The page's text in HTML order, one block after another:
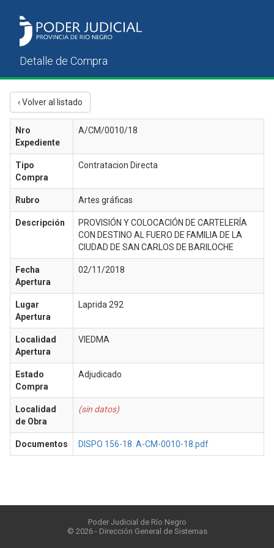
‹ Volver al listado
Nro
Expediente
A/CM/0010/18
Tipo
Compra
Contratacion Directa
Rubro Artes gráficas
Descripción
PROVISIÓN Y COLOCACIÓN DE CARTELERÍA
CON DESTINO AL FUERO DE FAMILIA DE LA
CIUDAD DE SAN CARLOS DE BARILOCHE
Fecha
Apertura
02/11/2018
Lugar
Apertura
Laprida 292
Localidad
Apertura
VIEDMA
Estado
Compra
Adjudicado
Localidad
de Obra
(sin datos)
Documentos DISPO 156-18. A-CM-0010-18.pdf